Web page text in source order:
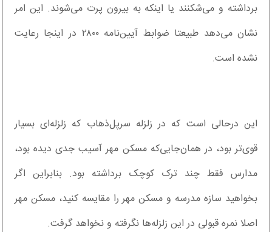
برداشته و می‌شکنند یا اینکه به بیرون پرت می‌شوند. این امر
نشان می‌دهد طبیعتا ضوابط آیین‌نامه ٢٨٠٠ در اینجا رعایت
نشده است.
این درحالی است که در زلزله سرپل‌ذهاب که زلزله‌ای بسیار
قوی‌تر بود، در همان‌جایی‌که مسکن مهر آسیب جدی دیده بود،
مدارس فقط چند ترک کوچک برداشته بود. بنابراین اگر
بخواهید سازه مدرسه و مسکن مهر را مقایسه کنید، مسکن مهر
اصلا نمره قبولی در این زلزله‌ها نگرفته و نخواهد گرفت.